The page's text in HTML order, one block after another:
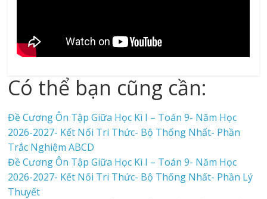
Có thể bạn cũng cần:
Đề Cương Ôn Tập Giữa Học Kì I – Toán 9- Năm Học
2026-2027- Kết Nối Tri Thức- Bộ Thống Nhất- Phần
Trắc Nghiệm ABCD
Đề Cương Ôn Tập Giữa Học Kì I – Toán 9- Năm Học
2026-2027- Kết Nối Tri Thức- Bộ Thống Nhất- Phần Lý
Thuyết